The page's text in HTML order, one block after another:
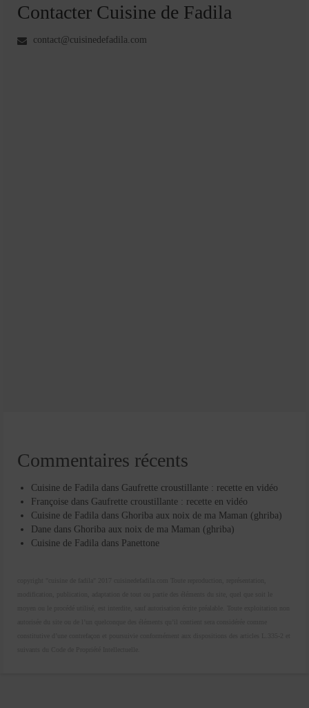
Contacter Cuisine de Fadila
contact@cuisinedefadila.com
Commentaires récents
Cuisine de Fadila dans Gaufrette croustillante : recette en vidéo
Françoise dans Gaufrette croustillante : recette en vidéo
Cuisine de Fadila dans Ghoriba aux noix de ma Maman (ghriba)
Dane dans Ghoriba aux noix de ma Maman (ghriba)
Cuisine de Fadila dans Panettone